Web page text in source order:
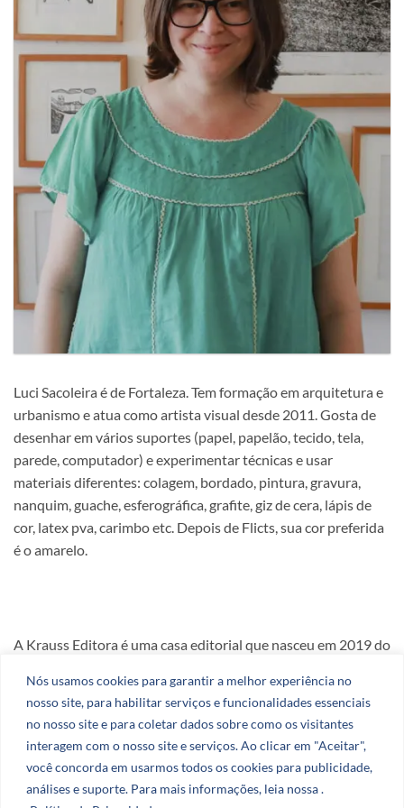
Nós usamos cookies para garantir a melhor experiência no
nosso site, para habilitar serviços e funcionalidades essenciais
no nosso site e para coletar dados sobre como os visitantes
interagem com o nosso site e serviços. Ao clicar em "Aceitar",
você concorda em usarmos todos os cookies para publicidade,
análises e suporte. Para mais informações, leia nossa .
Luci Sacoleira é de Fortaleza. Tem formação em arquitetura e
urbanismo e atua como artista visual desde 2011. Gosta de
desenhar em vários suportes (papel, papelão, tecido, tela,
parede, computador) e experimentar técnicas e usar
materiais diferentes: colagem, bordado, pintura, gravura,
nanquim, guache, esferográfica, grafite, giz de cera, lápis de
cor, latex pva, carimbo etc. Depois de Flicts, sua cor preferida
é o amarelo.
A Krauss Editora é uma casa editorial que nasceu em 2019 do
CNPJ: 51.078.290.0001-27